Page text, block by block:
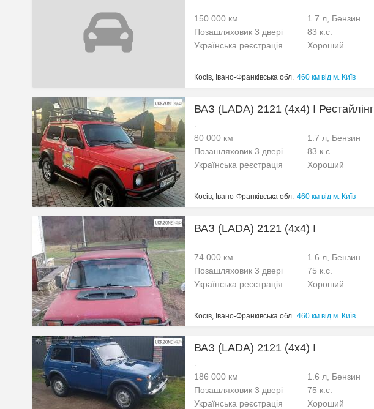
.
150 000 км 1.7 л, Бензин
Позашляховик 3 двері
83 к.с.
Українська реєстрація
Хороший
Косів, Івано-Франківська обл. 460 км від м. Київ
ВАЗ (LADA) 2121 (4x4) I Рестайлінг
.
80 000 км 1.7 л, Бензин
Позашляховик 3 двері
83 к.с.
Українська реєстрація
Хороший
Косів, Івано-Франківська обл. 460 км від м. Київ
ВАЗ (LADA) 2121 (4x4) I
.
74 000 км 1.6 л, Бензин
Позашляховик 3 двері
75 к.с.
Українська реєстрація
Хороший
Косів, Івано-Франківська обл. 460 км від м. Київ
ВАЗ (LADA) 2121 (4x4) I
.
186 000 км 1.6 л, Бензин
Позашляховик 3 двері
75 к.с.
Українська реєстрація
Хороший